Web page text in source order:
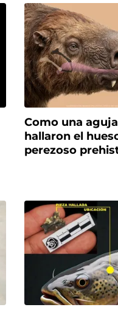
Como una
hallaron el
perezoso